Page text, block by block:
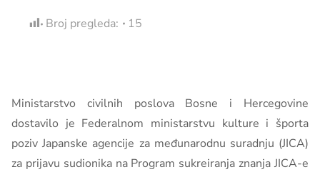
Broj pregleda: 15
Ministarstvo civilnih poslova Bosne i Hercegovine
dostavilo je Federalnom ministarstvu kulture i športa
poziv Japanske agencije za međunarodnu suradnju (JICA)
za prijavu sudionika na Program sukreiranja znanja JICA-e